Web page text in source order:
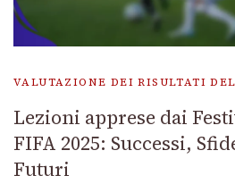
VALUTAZIONE DEI RISULTATI
Lezioni apprese dai
FIFA 2025: Successi,
Futuri